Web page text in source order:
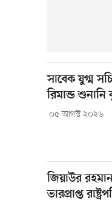
সাবেক যুগ্ম
রিমান্ড
০৫ আগস্ট ২০২৬
জিয়াউর
ভারপ্রাপ্ত